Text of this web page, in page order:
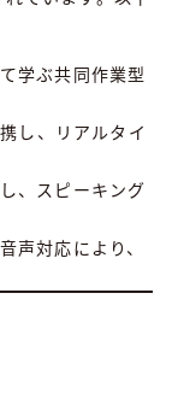
学ぶ共同作業型
し、リアルタイ
、スピーキング
声対応により、